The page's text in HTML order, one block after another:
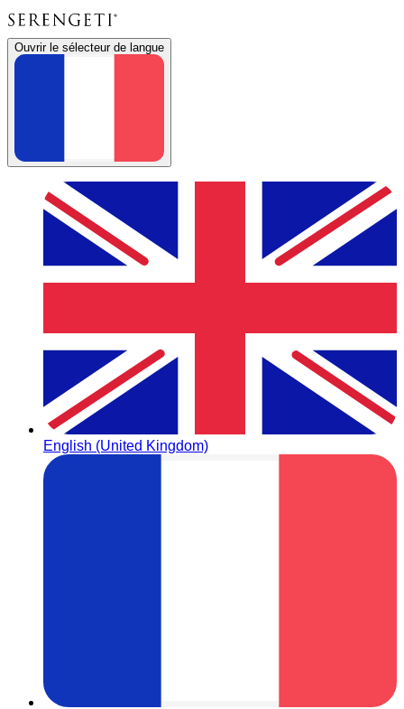
Ouvrir le sélecteur de langue
English (United Kingdom)